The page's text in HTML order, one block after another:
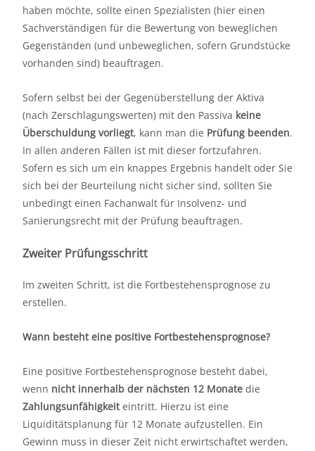
haben möchte, sollte einen Spezialisten (hier einen
Sachverständigen für die Bewertung von beweglichen
Gegenständen (und unbeweglichen, sofern Grundstücke
vorhanden sind) beauftragen.
Sofern selbst bei der Gegenüberstellung der Aktiva
(nach Zerschlagungswerten) mit den Passiva keine
Überschuldung vorliegt, kann man die Prüfung beenden.
In allen anderen Fällen ist mit dieser fortzufahren.
Sofern es sich um ein knappes Ergebnis handelt oder Sie
sich bei der Beurteilung nicht sicher sind, sollten Sie
unbedingt einen Fachanwalt für Insolvenz- und
Sanierungsrecht mit der Prüfung beauftragen.
Zweiter Prüfungsschritt
Im zweiten Schritt, ist die Fortbestehensprognose zu
erstellen.
Wann besteht eine positive Fortbestehensprognose?
Eine positive Fortbestehensprognose besteht dabei,
wenn nicht innerhalb der nächsten 12 Monate die
Zahlungsunfähigkeiteintritt. Hierzu ist eine
Liquiditätsplanung für 12 Monate aufzustellen. Ein
Gewinn muss in dieser Zeit nicht erwirtschaftet werden,